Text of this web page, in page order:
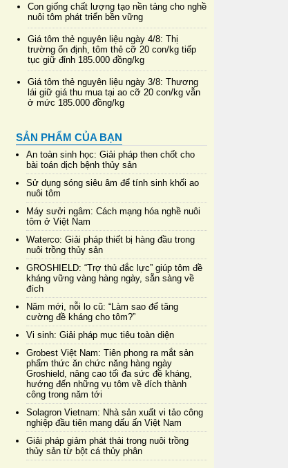
Con giống chất lượng tạo nền tảng cho nghề
nuôi tôm phát triển bền vững
Giá tôm thẻ nguyên liệu ngày 4/8: Thị
trường ổn định, tôm thẻ cỡ 20 con/kg tiếp
tục giữ đỉnh 185.000 đồng/kg
Giá tôm thẻ nguyên liệu ngày 3/8: Thương
lái giữ giá thu mua tại ao cỡ 20 con/kg vẫn
ở mức 185.000 đồng/kg
SẢN PHẨM CỦA BẠN
An toàn sinh học: Giải pháp then chốt cho
bài toán dịch bệnh thủy sản
Sử dụng sóng siêu âm để tính sinh khối ao
nuôi tôm
Máy sưởi ngâm: Cách mạng hóa nghề nuôi
tôm ở Việt Nam
Waterco: Giải pháp thiết bị hàng đầu trong
nuôi trồng thủy sản
GROSHIELD: “Trợ thủ đắc lực” giúp tôm đề
kháng vững vàng hàng ngày, sẵn sàng về
đích
Năm mới, nỗi lo cũ: “Làm sao để tăng
cường đề kháng cho tôm?”
Vi sinh: Giải pháp mục tiêu toàn diện
Grobest Việt Nam: Tiên phong ra mắt sản
phẩm thức ăn chức năng hàng ngày
Groshield, nâng cao tối đa sức đề kháng,
hướng đến những vụ tôm về đích thành
công trong năm tới
Solagron Vietnam: Nhà sản xuất vi tảo công
nghiệp đầu tiên mang dấu ấn Việt Nam
Giải pháp giảm phát thải trong nuôi trồng
thủy sản từ bột cá thủy phân